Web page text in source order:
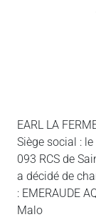
EARL LA
Siège social :
093 RCS de
a décidé de
: EMERAUDE
Malo